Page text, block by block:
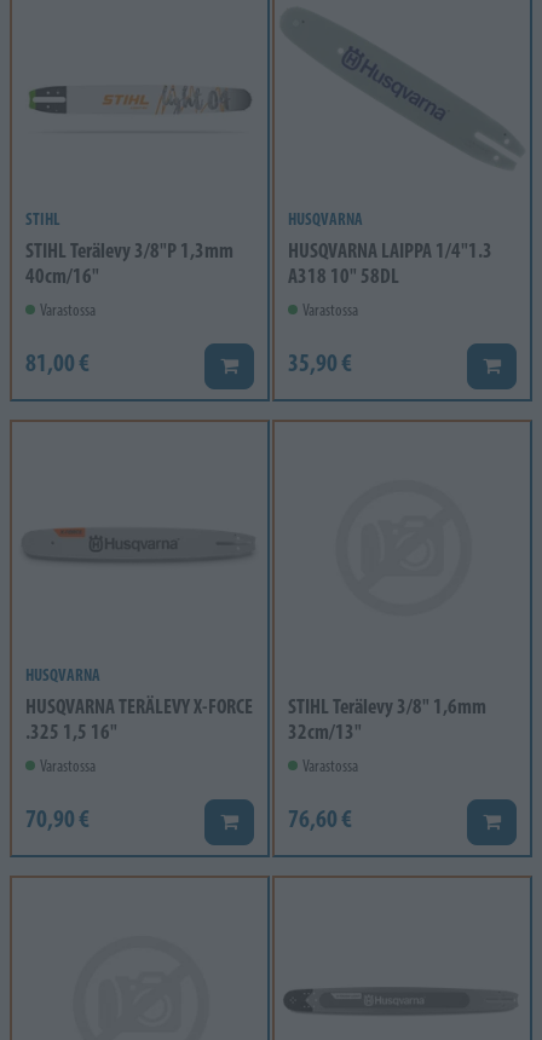
STIHL
STIHL Terälevy 3/8"P 1,3mm
40cm/16"
Varastossa
81,00 € Lisää koriin
HUSQVARNA
HUSQVARNA LAIPPA 1/4"1.3
A318 10" 58DL
Varastossa
35,90 € Lisää
HUSQVARNA
HUSQVARNA TERÄLEVY X-FORCE
.325 1,5 16"
Varastossa
70,90 € Lisää koriin
STIHL Terälevy 3/8" 1,6mm
32cm/13"
Varastossa
76,60 € Lisää